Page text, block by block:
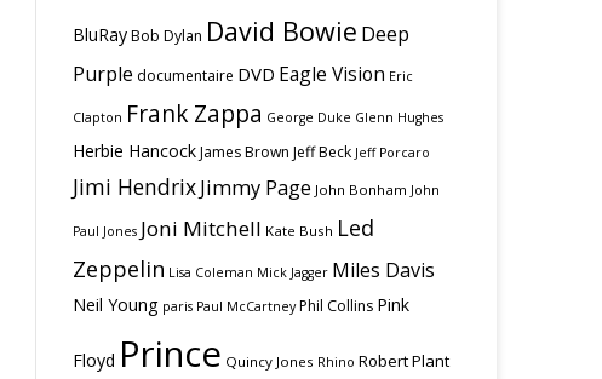
BluRay Bob Dylan David Bowie Deep
Purple documentaire DVD Eagle Vision Eric
Clapton Frank Zappa George Duke Glenn Hughes
Herbie Hancock James Brown Jeff Beck Jeff Porcaro
Jimi HendrixJimmy Page John Bonham John
Paul Jones Joni Mitchell Kate Bush Led
Zeppelin Lisa Coleman Mick Jagger Miles Davis
Neil Young paris Paul McCartney Phil Collins Pink
Floyd Prince Quincy Jones Rhino Robert Plant